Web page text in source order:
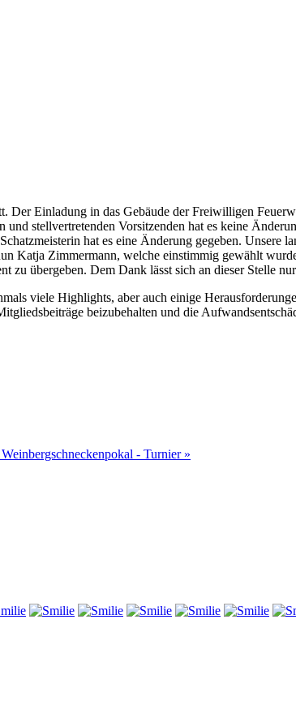
Der Einladung in das Gebäude der Freiwilligen
stellvertretenden Vorsitzenden hat es keine
hat es eine Änderung gegeben. Unsere
Katja Zimmermann, welche einstimmig gewählt
übergeben. Dem Dank lässt sich an dieser Stelle
viele Highlights, aber auch einige
beizubehalten und die
- Turnier »